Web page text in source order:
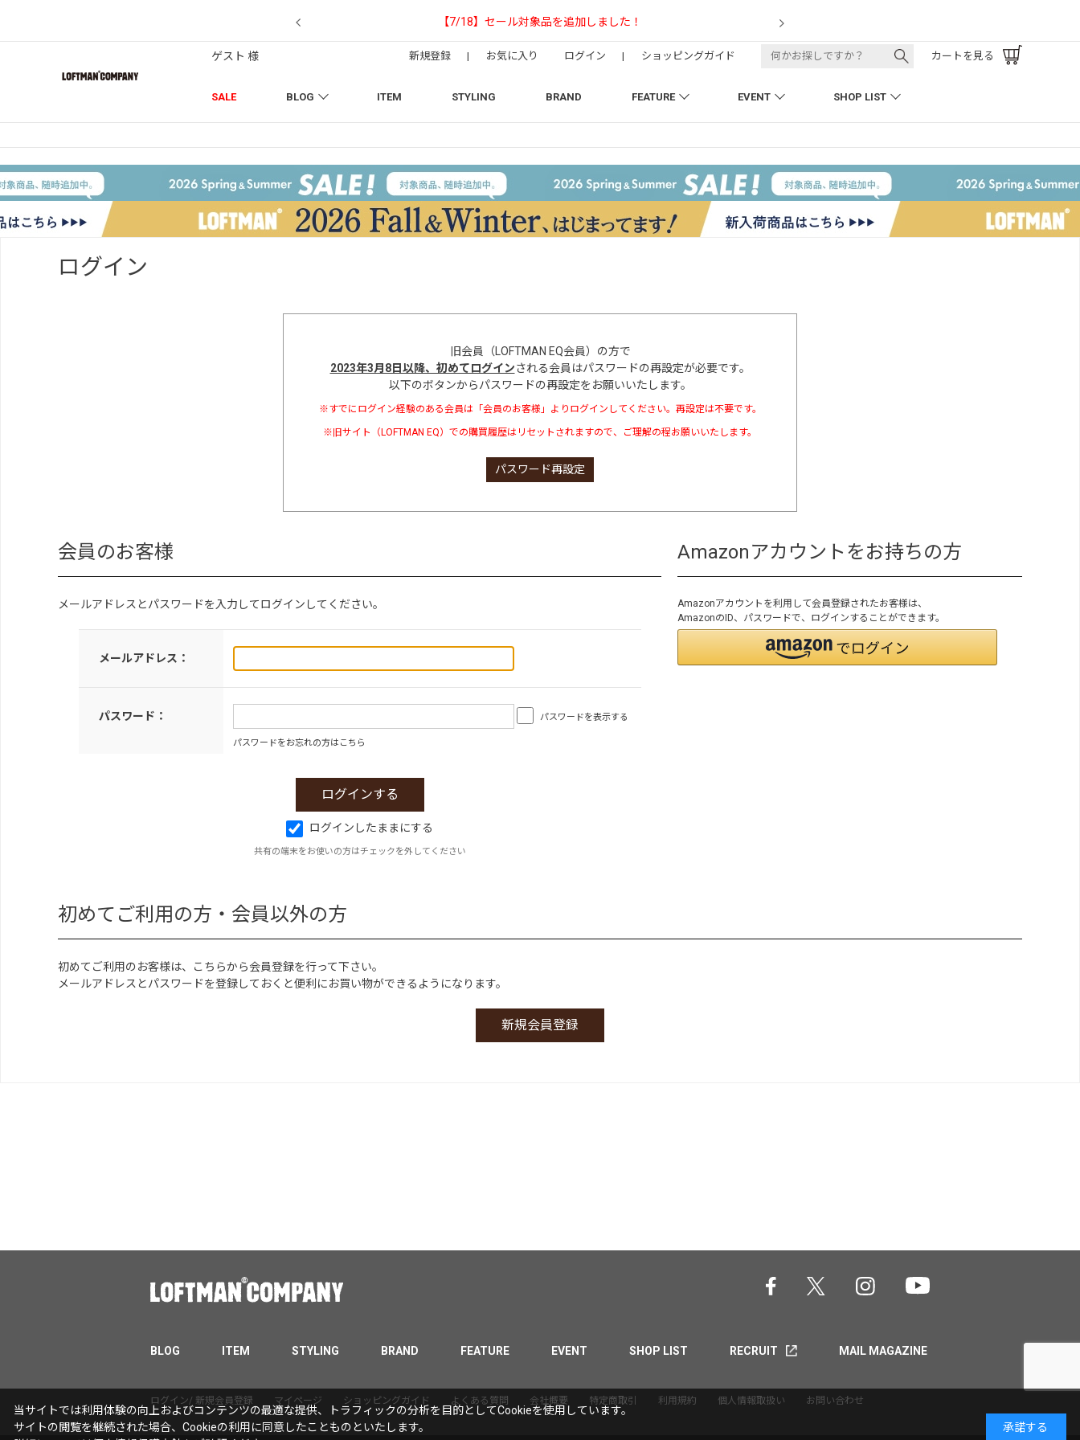
【NEEDLESの別注】50周年 H.D. Track Pant
SALE BLOG ITEM STYLING BRAND FEATURE EVENT SHOP LIST
ゲスト 様 新規登録 | お気に入り ログイン | ショッピングガイド カートを見る
ログイン
旧会員（LOFTMAN EQ会員）の方で
2023年3月8日以降、初めてログインされる会員はパスワードの再設定が必要です。
以下のボタンからパスワードの再設定をお願いいたします。
※すでにログイン経験のある会員は「会員のお客様」よりログインしてください。再設定は不要です。
※旧サイト（LOFTMAN EQ）での購買履歴はリセットされますので、ご理解の程お願いいたします。
パスワード再設定
会員のお客様
メールアドレスとパスワードを入力してログインしてください。
メールアドレス：
パスワード： パスワードを表示する
パスワードをお忘れの方はこちら
ログインしたままにする
共有の端末をお使いの方はチェックを外してください
Amazonアカウントをお持ちの方
Amazonアカウントを利用して会員登録されたお客様は、
AmazonのID、パスワードで、ログインすることができます。
初めてご利用の方・会員以外の方
初めてご利用のお客様は、こちらから会員登録を行って下さい。
メールアドレスとパスワードを登録しておくと便利にお買い物ができるようになります。
BLOG ITEM STYLING BRAND FEATURE EVENT SHOP LIST RECRUIT MAIL MAGAZINE
ログイン/ 新規会員登録 マイページ ショッピングガイド よくある質問 会社概要 特定商取引 利用規約 個人情報取扱い お問い合わせ
当サイトでは利用体験の向上およびコンテンツの最適な提供、トラフィックの分析を目的としてCookieを使用しています。
サイトの閲覧を継続された場合、Cookieの利用に同意したことものといたします。
承諾する